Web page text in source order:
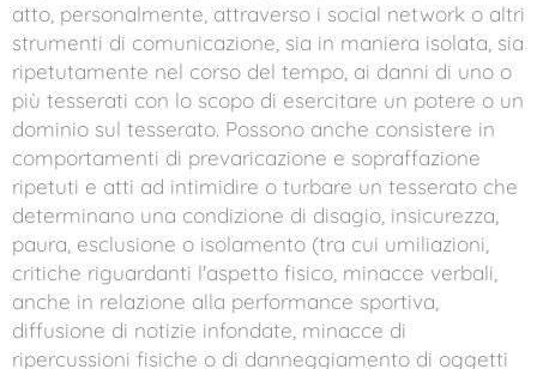
atto, personalmente, attraverso i social network o altri
strumenti di comunicazione, sia in maniera isolata, sia
ripetutamente nel corso del tempo, ai danni di uno o
più tesserati con lo scopo di esercitare un potere o un
dominio sul tesserato. Possono anche consistere in
comportamenti di prevaricazione e sopraffazione
ripetuti e atti ad intimidire o turbare un tesserato che
determinano una condizione di disagio, insicurezza,
paura, esclusione o isolamento (tra cui umiliazioni,
critiche riguardanti l'aspetto fisico, minacce verbali,
anche in relazione alla performance sportiva,
diffusione di notizie infondate, minacce di
ripercussioni fisiche o di danneggiamento di oggetti